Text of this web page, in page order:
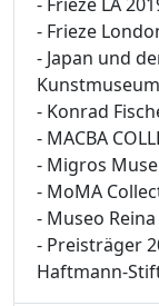
- Frieze
- Japan und
- Konrad
- MACBA
- Migros
- MoMA
- Museo
- Preisträger
Haftmann-